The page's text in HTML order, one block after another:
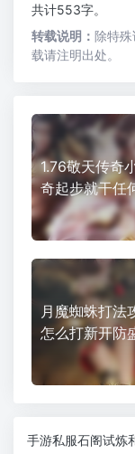
共计553字。
转载说明： 除特
载请注明出处。
1.76敬天传奇
奇起步就干任
月魔蜘蛛打法
怎么打新开防